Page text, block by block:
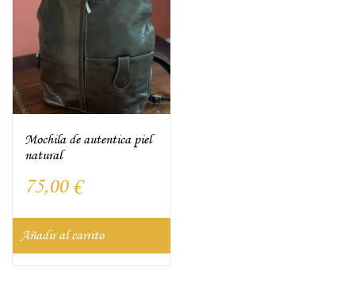
Mochila de autentica piel
natural
75,00 €
Añadir al carrito